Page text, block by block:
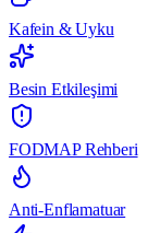
Kafein & Uyku
Besin Etkileşimi
FODMAP Rehberi
Anti-Enflamatuar